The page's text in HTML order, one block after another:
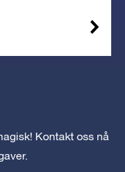
Kontakt oss nå